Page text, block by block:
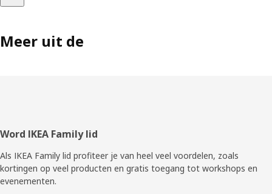
Meer uit de
Voettekst
Word IKEA Family lid
Als IKEA Family lid profiteer je van heel veel voordelen, zoals
kortingen op veel producten en gratis toegang tot workshops en
evenementen.